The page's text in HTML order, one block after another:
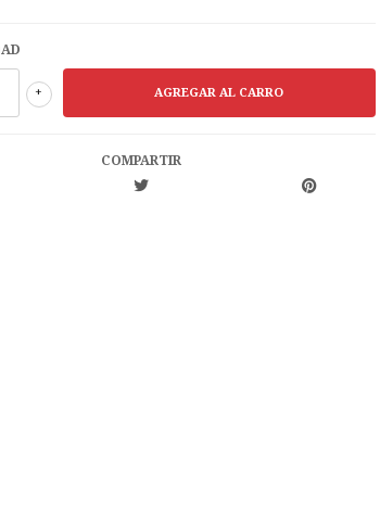
+
COMPARTIR